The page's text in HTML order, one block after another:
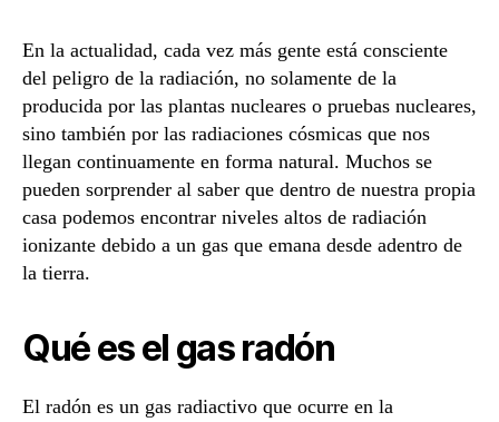
En la actualidad, cada vez más gente está consciente
del peligro de la radiación, no solamente de la
producida por las plantas nucleares o pruebas nucleares,
sino también por las radiaciones cósmicas que nos
llegan continuamente en forma natural. Muchos se
pueden sorprender al saber que dentro de nuestra propia
casa podemos encontrar niveles altos de radiación
ionizante debido a un gas que emana desde adentro de
la tierra.
Qué es el gas radón
El radón es un gas radiactivo que ocurre en la